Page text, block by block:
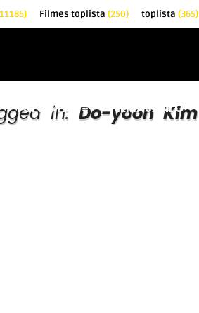
Filmes toplista (250) toplista (365)
TOPLISTÁK FILMAJÁNLÓ
in: Do-yoon Kim